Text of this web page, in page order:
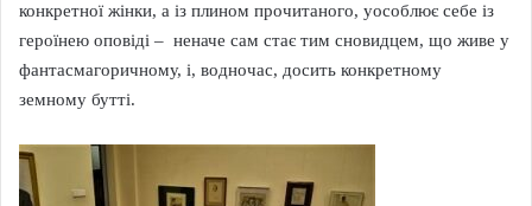
конкретної жінки, а із плином прочитаного, уособлює себе із
героїнею оповіді – неначе сам стає тим сновидцем, що живе у
фантасмагоричному, і, водночас, досить конкретному
земному бутті.